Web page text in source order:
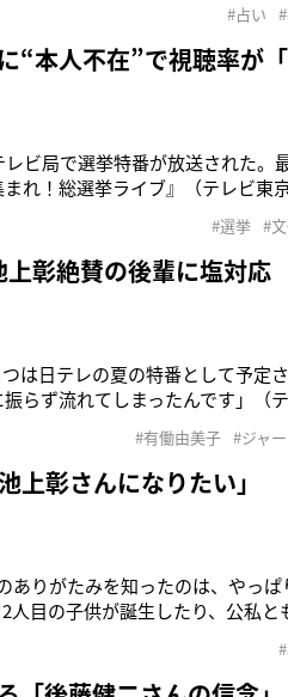
かに気持ちを打ち明けるとスッ
#占い
“本人不在”で視聴率が
ビ局で選挙特番が放送された。
れ！総選挙ライブ』（テレビ東京
は、「総選挙の投開票日に日本
#選挙 #
彰絶賛の後輩に塩対応
は日テレの夏の特番として予定
らず流れてしまったんです」（テ
いる。NHK出身者として視聴者
#有働由美子 #ジャ
上彰さんになりたい」
ありがたみを知ったのは、やっ
目の子供が誕生したり、公私と
言をもじったスピーチで注目を